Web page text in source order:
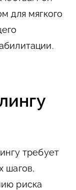
для мягкого
требует
шагов,
риска